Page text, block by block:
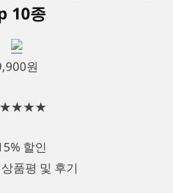
10종
원
할인
품평 및 후기